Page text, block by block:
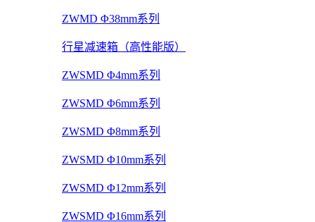
ZWMD Φ38mm系列
行星减速箱（高性能版）
ZWSMD Φ4mm系列
ZWSMD Φ6mm系列
ZWSMD Φ8mm系列
ZWSMD Φ10mm系列
ZWSMD Φ12mm系列
ZWSMD Φ16mm系列